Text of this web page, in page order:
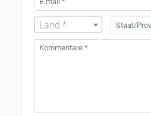
Land *